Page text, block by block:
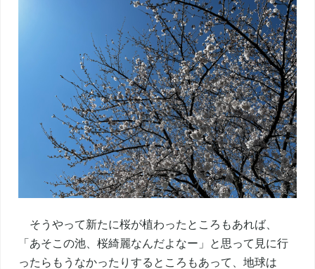
そうやって新たに桜が植わったところもあれば、
「あそこの池、桜綺麗なんだよなー」と思って見に行
ったらもうなかったりするところもあって、地球は